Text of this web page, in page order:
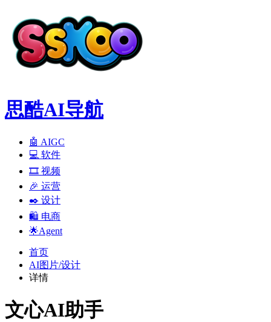
思酷AI导航
🤖 AIGC
💻️ 软件
🎞️ 视频
🎉 运营
✒️ 设计
🛍️ 电商
🌟Agent
首页
AI图片/设计
详情
文心AI助手